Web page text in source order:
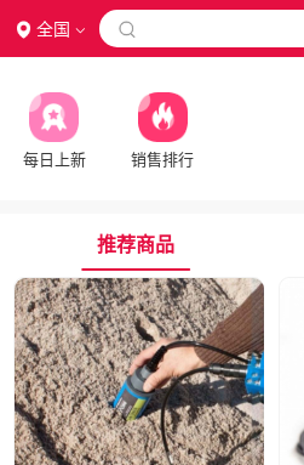
全国 
每日上新 销售排行
推荐商品